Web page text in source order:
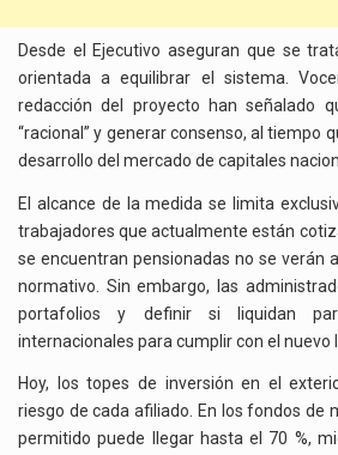
Desde el Ejecutivo aseguran que se
orientada a equilibrar el sistema.
redacción del proyecto han señalado
“racional” y generar consenso, al tiempo
desarrollo del mercado de capitales
El alcance de la medida se limita
trabajadores que actualmente están
se encuentran pensionadas no se verán
normativo. Sin embargo, las
portafolios y definir si liquidan
internacionales para cumplir con el nuevo
Hoy, los topes de inversión en el
riesgo de cada afiliado. En los fondos de
permitido puede llegar hasta el 70 %,